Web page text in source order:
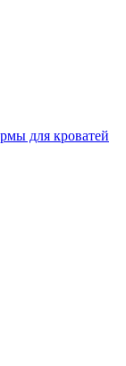
для кроватей